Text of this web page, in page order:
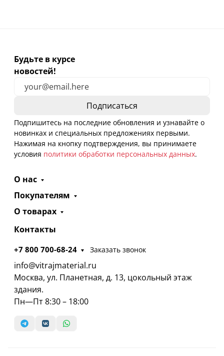
Будьте в курсе
новостей!
Подпишитесь на последние обновления и узнавайте о
новинках и специальных предложениях первыми.
Нажимая на кнопку подтверждения, вы принимаете
условия политики обработки персональных данных.
О нас
Покупателям
О товарах
Контакты
+7 800 700-68-24 Заказать звонок
info@vitrajmaterial.ru
Москва, ул. Планетная, д. 13, цокольный этаж
здания.
Пн—Пт 8:30 – 18:00